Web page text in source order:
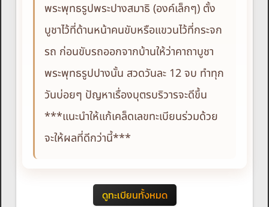
พระพุทธรูปพระปางสมาธิ (องค์เล็กๆ) ตั้ง
บูชาไว้ที่ด้านหน้าคนขับหรือแขวนไว้ที่กระจก
รถ ก่อนขับรถออกจากบ้านให้ว่าคาถาบูชา
พระพุทธรูปปางนั้น สวดวันละ 12 จบ ทำทุก
วันบ่อยๆ ปัญหาเรื่องบุตรบริวารจะดีขึ้น
***แนะนำให้แก้เคล็ดเลขทะเบียนร่วมด้วย
จะให้ผลที่ดีกว่านี้***
ดูทะเบียนทั้งหมด